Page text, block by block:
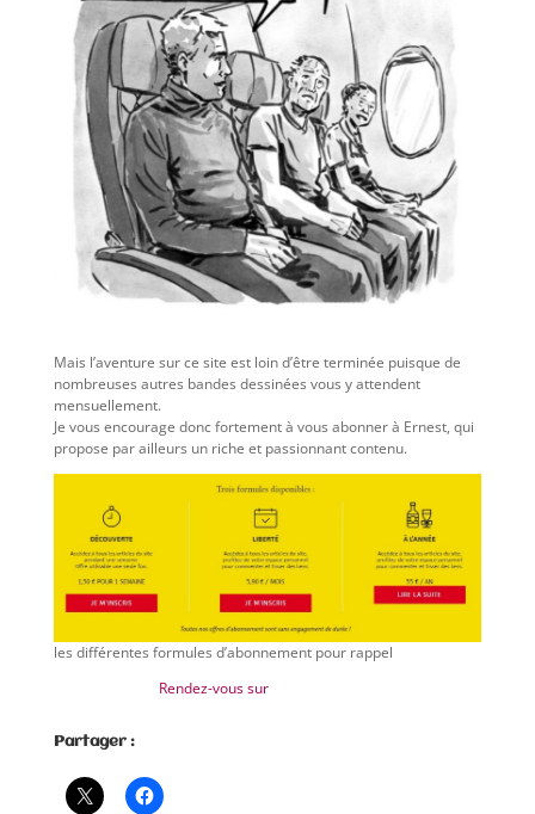
Mais l’aventure sur ce site est loin d’être terminée puisque de
nombreuses autres bandes dessinées vous y attendent
mensuellement.
Je vous encourage donc fortement à vous abonner à Ernest, qui
propose par ailleurs un riche et passionnant contenu.
les différentes formules d’abonnement pour rappel
Rendez-vous sur
Partager :